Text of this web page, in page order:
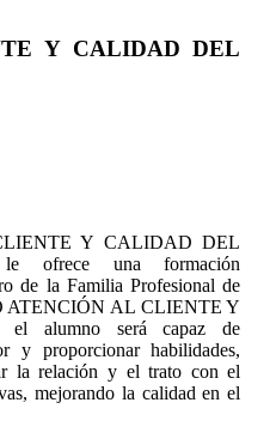
Y CALIDAD DEL
Y CALIDAD DEL
le ofrece una formación
de la Familia Profesional de
ATENCIÓN AL CLIENTE Y
alumno será capaz de
y proporcionar habilidades,
la relación y el trato con el
mejorando la calidad en el